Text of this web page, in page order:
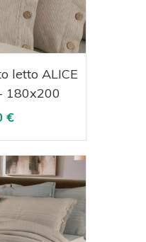
Visualizza
letto ALICE
180x200
€